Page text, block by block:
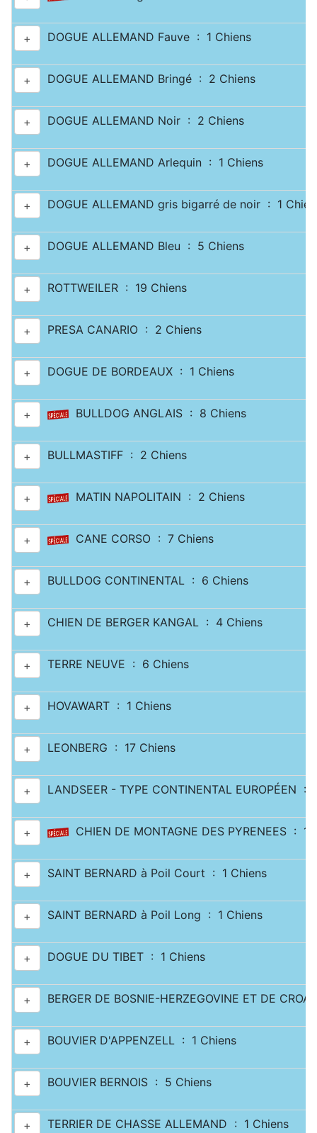
+ DOGUE ALLEMAND Fauve : 1 Chiens
+ DOGUE ALLEMAND Bringé : 2 Chiens
+ DOGUE ALLEMAND Noir : 2 Chiens
+ DOGUE ALLEMAND Arlequin : 1 Chiens
+ DOGUE ALLEMAND gris bigarré de noir : 1
+ DOGUE ALLEMAND Bleu : 5 Chiens
+ ROTTWEILER : 19 Chiens
+ PRESA CANARIO : 2 Chiens
+ DOGUE DE BORDEAUX : 1 Chiens
+ BULLDOG ANGLAIS : 8 Chiens
+ BULLMASTIFF : 2 Chiens
+ MATIN NAPOLITAIN : 2 Chiens
+ CANE CORSO : 7 Chiens
+ BULLDOG CONTINENTAL : 6 Chiens
+ CHIEN DE BERGER KANGAL : 4 Chiens
+ TERRE NEUVE : 6 Chiens
+ HOVAWART : 1 Chiens
+ LEONBERG : 17 Chiens
+ LANDSEER - TYPE CONTINENTAL EUROPÉEN :
+ CHIEN DE MONTAGNE DES PYRENEES :
+ SAINT BERNARD à Poil Court : 1 Chiens
+ SAINT BERNARD à Poil Long : 1 Chiens
+ DOGUE DU TIBET : 1 Chiens
+ BERGER DE BOSNIE-HERZEGOVINE ET DE
+ BOUVIER D'APPENZELL : 1 Chiens
+ BOUVIER BERNOIS : 5 Chiens
+ TERRIER DE CHASSE ALLEMAND : 1 Chiens